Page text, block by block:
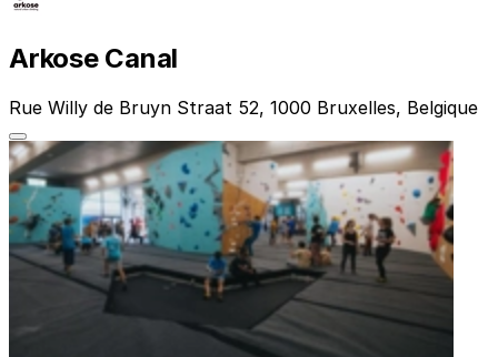
Arkose Canal
Rue Willy de Bruyn Straat 52, 1000 Bruxelles, Belgique